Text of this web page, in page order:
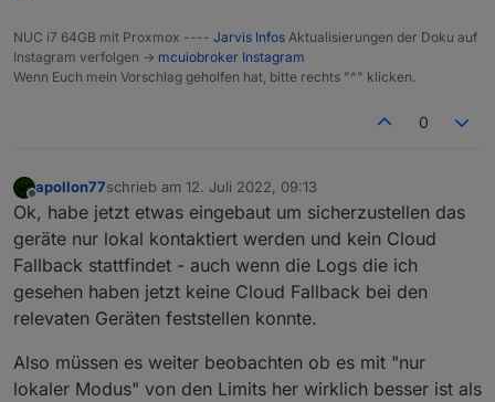
NUC i7 64GB mit Proxmox ---- Jarvis Infos Aktualisierungen der Doku auf
Instagram verfolgen -> mcuiobroker Instagram
Wenn Euch mein Vorschlag geholfen hat, bitte rechts "^" klicken.
0
Offline
apollon77schrieb am 12. Juli 2022, 09:13
zuletzt editiert von
Ok, habe jetzt etwas eingebaut um sicherzustellen das
geräte nur lokal kontaktiert werden und kein Cloud
Fallback stattfindet - auch wenn die Logs die ich
gesehen haben jetzt keine Cloud Fallback bei den
relevaten Geräten feststellen konnte.
Also müssen es weiter beobachten ob es mit "nur
lokaler Modus" von den Limits her wirklich besser ist als